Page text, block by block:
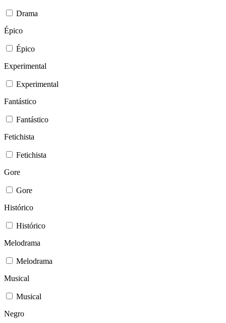
Drama
Épico
Épico
Experimental
Experimental
Fantástico
Fantástico
Fetichista
Fetichista
Gore
Gore
Histórico
Histórico
Melodrama
Melodrama
Musical
Musical
Negro